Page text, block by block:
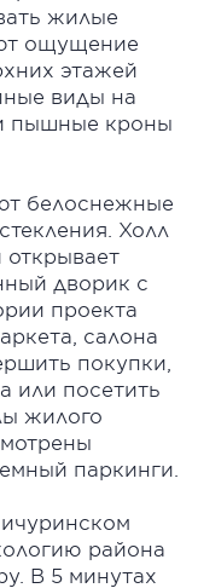
жилые
ощущение
этажей
виды на
пышные кроны
белоснежные
Холл
открывает
дворик с
проекта
салона
покупки,
или посетить
жилого
паркинги.
района
В 5 минутах